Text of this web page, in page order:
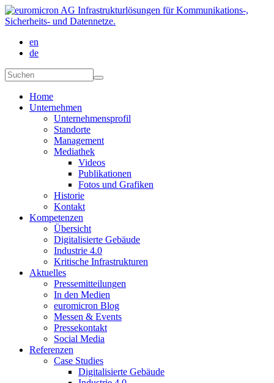
Direkt zum Inhalt
en
de
Home
Unternehmen
Unternehmensprofil
Standorte
Management
Mediathek
Videos
Publikationen
Fotos und Grafiken
Historie
Kontakt
Kompetenzen
Übersicht
Digitalisierte Gebäude
Industrie 4.0
Kritische Infrastrukturen
Aktuelles
Pressemitteilungen
In den Medien
euromicron Blog
Messen & Events
Pressekontakt
Social Media
Referenzen
Case Studies
Digitalisierte Gebäude